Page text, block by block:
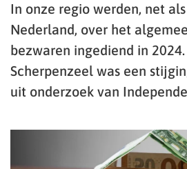
In onze regio werden, net
Nederland, over het
bezwaren ingediend in
Scherpenzeel was een
uit onderzoek van